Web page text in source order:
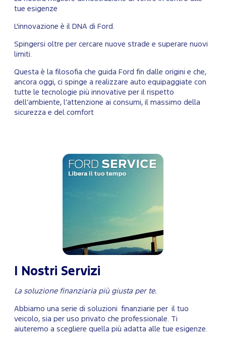
tue esigenze
L'innovazione è il DNA di Ford.
Spingersi oltre per cercare nuove strade e superare nuovi
limiti.
Questa è la filosofia che guida Ford fin dalle origini e che,
ancora oggi, ci spinge a realizzare auto equipaggiate con
tutte le tecnologie più innovative per il rispetto
dell’ambiente, l’attenzione ai consumi, il massimo della
sicurezza e del comfort
I Nostri Servizi
La soluzione finanziaria più giusta per te.
Abbiamo una serie di soluzioni finanziarie per il tuo
veicolo, sia per uso privato che professionale. Ti
aiuteremo a scegliere quella più adatta alle tue esigenze.